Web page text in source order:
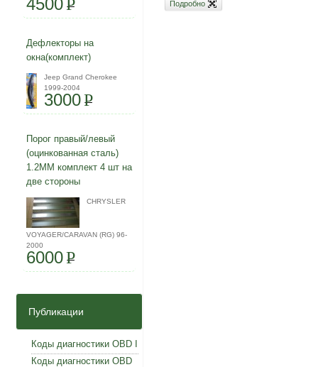
4500P
Дефлекторы на
окна(комплект)
Jeep Grand Cherokee
1999-2004
3000P
Порог правый/левый
(оцинкованная сталь)
1.2ММ комплект 4 шт на
две стороны
CHRYSLER
VOYAGER/CARAVAN (RG) 96-
2000
6000P
Публикации
Коды диагностики OBD I
Коды диагностики OBD
Подробно